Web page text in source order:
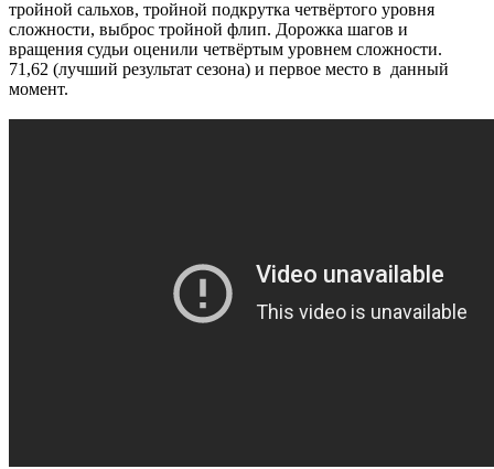
тройной сальхов, тройной подкрутка четвёртого уровня
сложности, выброс тройной флип. Дорожка шагов и
вращения судьи оценили четвёртым уровнем сложности.
71,62 (лучший результат сезона) и первое место в данный
момент.